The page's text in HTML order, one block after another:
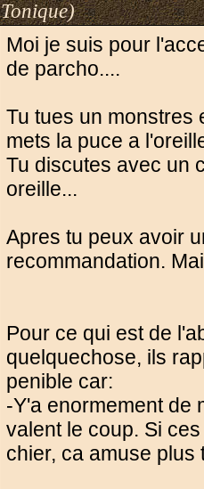
Tonique)
Moi je suis pour
de parcho....
Tu tues un monstres
mets la puce a
Tu discutes avec un
oreille...
Apres tu peux avoir
recommandation.
Pour ce qui est de
quelquechose, ils
penible car:
-Y'a enormement de
valent le coup. Si
chier, ca amuse plus